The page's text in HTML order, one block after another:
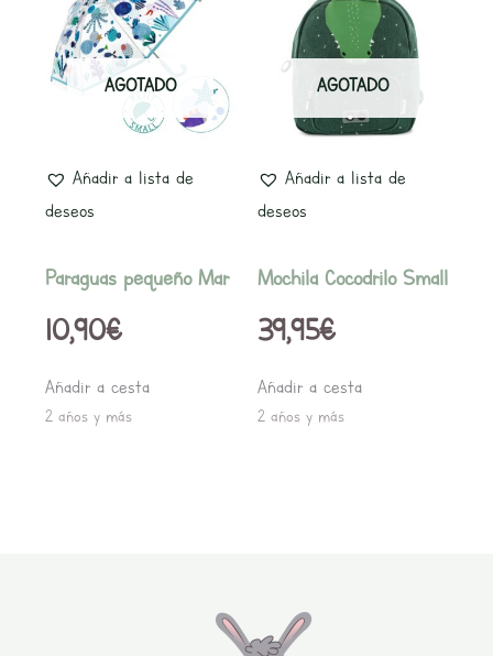
AGOTADO
Añadir a lista de
deseos
Paraguas pequeño Mar
10,90€
Añadir a cesta
2 años y más
AGOTADO
Añadir a lista de
deseos
Mochila Cocodrilo Small
39,95€
Añadir a cesta
2 años y más